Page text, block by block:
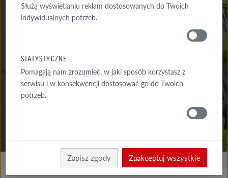
GDZIE
Służą wyświetlaniu reklam dostosowanych do Twoich
indywidualnych potrzeb.
STATYSTYCZNE
Pomagają nam zrozumieć, w jaki sposób korzystasz z
serwisu i w konsekwencji dostosować go do Twoich
potrzeb.
Zapisz zgody Zaakceptuj wszystkie